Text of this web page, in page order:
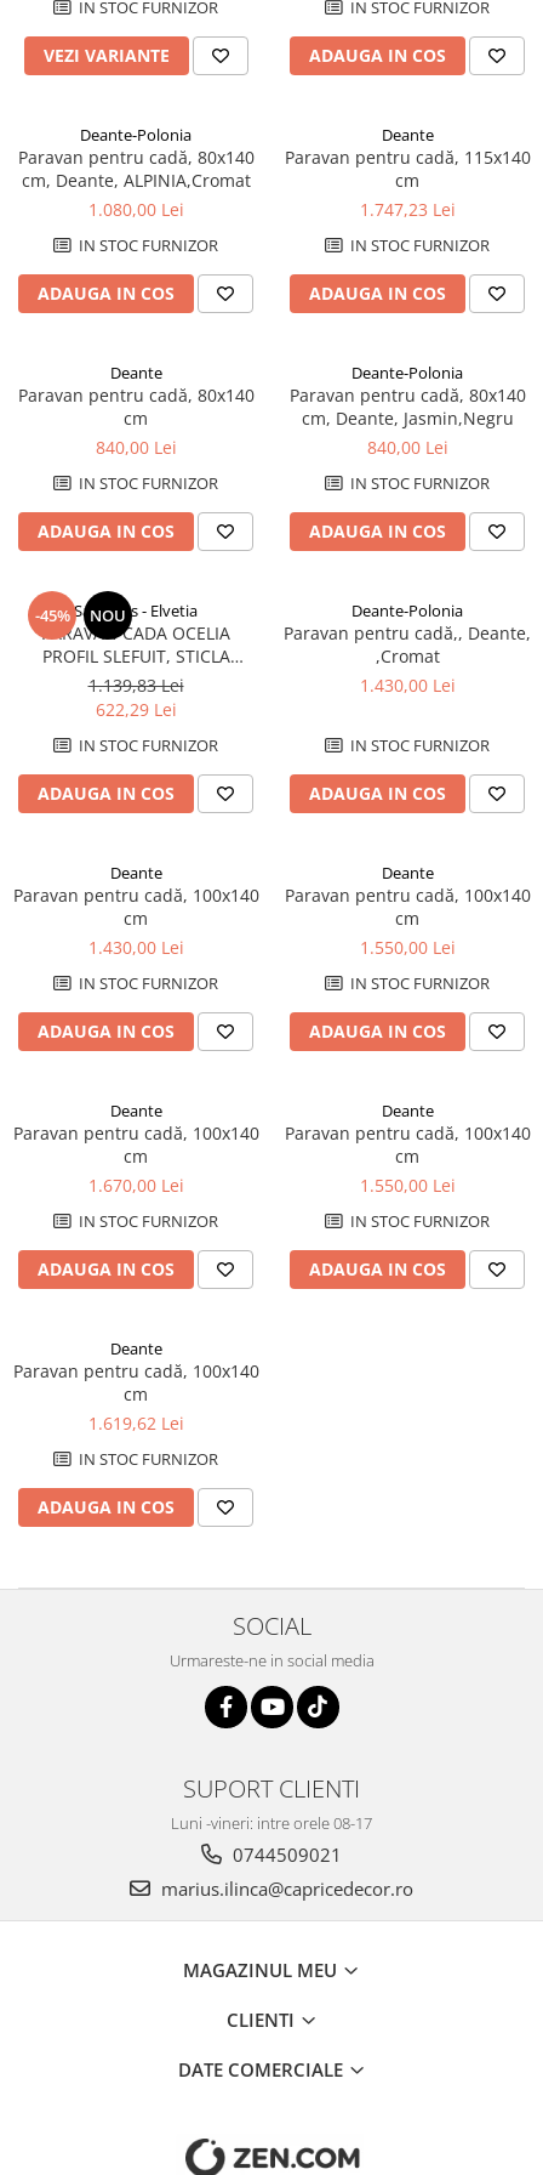
Paravane de cada
Baterii de baie
Baterii lavoar
Baterii bideu
Sisteme de dus
Seturi de dus
Brate si palarii de dus
Pare, furtunuri si accesorii dus
Module de dus incastrate
Rezervoare wc
Rezervoare incastrate
Rezervoare aparente
Cadre incastrate
Clapete de actionare
Cabine de dus
Paravane de dus Walk
Cabine simple de dus
Panouri si usi de dus
Cadite de dus
Rigole de dus
Seturi mobilier baie
Dulapuri baza si blaturi lavoar
Dulapuri cu oglinda
Oglinzi baie, oglinzi cosmetice si
Accesorii baie
Suport periute dinti
Suport hartie igienica
Dozator sapun
Etajere baie
Cuiere si suporti prosop
Sifoane, racorduri si ventile
Accesorii diverse
Protecție pentru lemn și piatră
Vopsele pentru marcaje forestiere,
rutiere și industriale
Tehnici decorative Jeger
Microciment
Aditivi microciment
Cornise tavan
IN STOC FURNIZOR
VEZI VARIANTE
IN STOC FURNIZOR
ADAUGA IN COS
Deante-Polonia
Paravan pentru cadă, 80x140
cm, Deante, ALPINIA,Cromat
1.080,00 Lei
IN STOC FURNIZOR
ADAUGA IN COS
Deante
Paravan pentru cadă, 115x140
cm
1.747,23 Lei
IN STOC FURNIZOR
ADAUGA IN COS
Deante
Paravan pentru cadă, 80x140
cm
840,00 Lei
IN STOC FURNIZOR
ADAUGA IN COS
Deante-Polonia
Paravan pentru cadă, 80x140
cm, Deante, Jasmin,Negru
840,00 Lei
IN STOC FURNIZOR
ADAUGA IN COS
-45% NOU
Sanswiss - Elvetia
PARAVAN CADA OCELIA
PROFIL SLEFUIT, STICLA
TRANSPARENTA
1.139,83 Lei
622,29 Lei
IN STOC FURNIZOR
ADAUGA IN COS
Deante-Polonia
Paravan pentru cadă,, Deante,
,Cromat
1.430,00 Lei
IN STOC FURNIZOR
ADAUGA IN COS
Deante
Paravan pentru cadă, 100x140
cm
1.430,00 Lei
IN STOC FURNIZOR
ADAUGA IN COS
Deante
Paravan pentru cadă, 100x140
cm
1.550,00 Lei
IN STOC FURNIZOR
ADAUGA IN COS
Deante
Paravan pentru cadă, 100x140
cm
1.670,00 Lei
IN STOC FURNIZOR
ADAUGA IN COS
Deante
Paravan pentru cadă, 100x140
cm
1.550,00 Lei
IN STOC FURNIZOR
ADAUGA IN COS
Deante
Paravan pentru cadă, 100x140
cm
1.619,62 Lei
IN STOC FURNIZOR
ADAUGA IN COS
SOCIAL
Urmareste-ne in social media
SUPORT CLIENTI
Luni -vineri: intre orele 08-17
0744509021
marius.ilinca@capricedecor.ro
MAGAZINUL MEU
CLIENTI
DATE COMERCIALE